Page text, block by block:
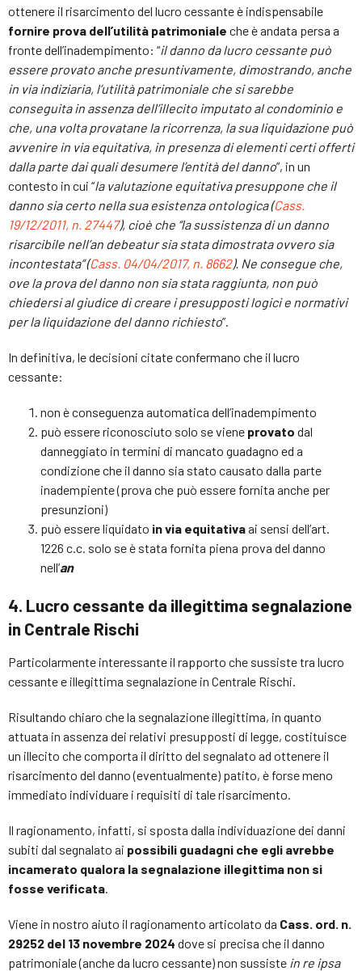
ottenere il risarcimento del lucro cessante è indispensabile
fornire prova dell’utilità patrimoniale che è andata persa a
fronte dell’inadempimento: “il danno da lucro cessante può
essere provato anche presuntivamente, dimostrando, anche
in via indiziaria, l’utilità patrimoniale che si sarebbe
conseguita in assenza dell’illecito imputato al condominio e
che, una volta provatane la ricorrenza, la sua liquidazione può
avvenire in via equitativa, in presenza di elementi certi offerti
dalla parte dai quali desumere l’entità del danno”, in un
contesto in cui “la valutazione equitativa presuppone che il
danno sia certo nella sua esistenza ontologica (Cass.
19/12/2011, n. 27447), cioè che “la sussistenza di un danno
risarcibile nell’an debeatur sia stata dimostrata ovvero sia
incontestata” (Cass. 04/04/2017, n. 8662). Ne consegue che,
ove la prova del danno non sia stata raggiunta, non può
chiedersi al giudice di creare i presupposti logici e normativi
per la liquidazione del danno richiesto”.
In definitiva, le decisioni citate confermano che il lucro
cessante:
non è conseguenza automatica dell’inadempimento
può essere riconosciuto solo se viene provato dal
danneggiato in termini di mancato guadagno ed a
condizione che il danno sia stato causato dalla parte
inadempiente (prova che può essere fornita anche per
presunzioni)
può essere liquidato in via equitativaai sensi dell’art.
1226 c.c. solo se è stata fornita piena prova del danno
nell’an
4. Lucro cessante da illegittima segnalazione
in Centrale Rischi
Particolarmente interessante il rapporto che sussiste tra lucro
cessante e illegittima segnalazione in Centrale Rischi.
Risultando chiaro che la segnalazione illegittima, in quanto
attuata in assenza dei relativi presupposti di legge, costituisce
un illecito che comporta il diritto del segnalato ad ottenere il
risarcimento del danno (eventualmente) patito, è forse meno
immediato individuare i requisiti di tale risarcimento.
Il ragionamento, infatti, si sposta dalla individuazione dei danni
subiti dal segnalato ai possibili guadagni che egli avrebbe
incamerato qualora la segnalazione illegittima non si
fosse verificata.
Viene in nostro aiuto il ragionamento articolato da Cass. ord. n.
29252 del 13 novembre 2024 dove si precisa che il danno
patrimoniale (anche da lucro cessante) non sussiste in re ipsa